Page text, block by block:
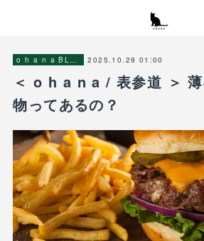
o h a n a BLOG 2025.10.29 01:00
＜ o h a n a / 表参道 ＞
物ってあるの？